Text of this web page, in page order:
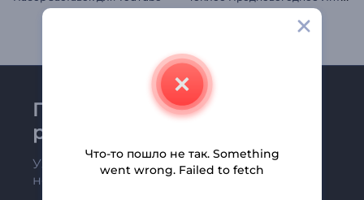
Присоединяйтесь к
рассылке Renderforest
Узнавайте о последних новостях и
новых предложениях первыми
Что-то пошло не так. Something
went wrong. Failed to fetch